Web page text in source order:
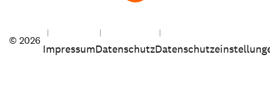
© 2026
ImpressumDatenschutz